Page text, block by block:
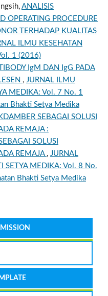
ANALISIS
OPERATING PROCEDURE
TERHADAP KUALITAS
ILMU KESEHATAN
1 (2016)
IgM DAN IgG PADA
, JURNAL ILMU
MEDIKA: Vol. 7 No. 1
Bhakti Setya Medika
SEBAGAI SOLUSI
REMAJA :
SOLUSI
REMAJA , JURNAL
SETYA MEDIKA: Vol. 8 No.
Bhakti Setya Medika